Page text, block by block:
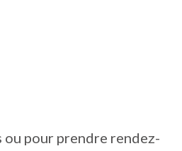
ou pour prendre rendez-